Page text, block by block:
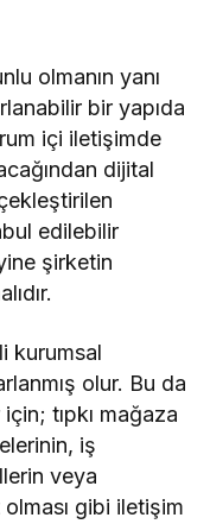
olmanın yanı
bir yapıda
içi iletişimde
dijital
edilebilir
şirketin
kurumsal
olur. Bu da
tıpkı mağaza
iş
veya
gibi iletişim